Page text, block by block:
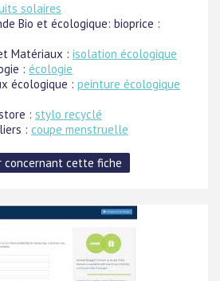
solaires
Bio et écologique: bioprice :
Matériaux : isolation écologique
: écologie
écologique : peinture écologique
: stylo recyclé
: coupe menstruelle